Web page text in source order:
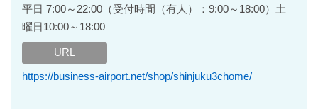
平日 7:00～22:00（受付時間（有人）：9:00～18:00）土
曜日10:00～18:00
URL
https://business-airport.net/shop/shinjuku3chome/